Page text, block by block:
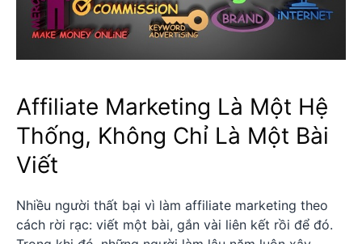
Affiliate Marketing Là Một Hệ
Thống, Không Chỉ Là Một Bài
Viết
Nhiều người thất bại vì làm affiliate marketing theo
cách rời rạc: viết một bài, gắn vài liên kết rồi để đó.